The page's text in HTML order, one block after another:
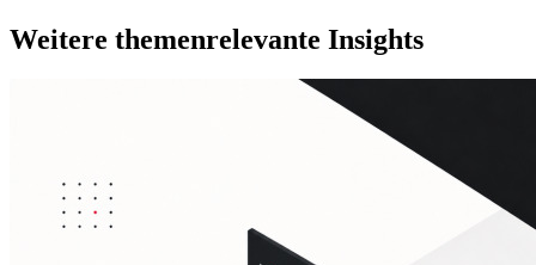
Weitere themenrelevante Insights